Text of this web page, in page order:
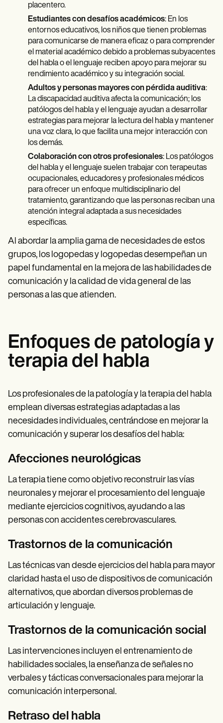
placentero.
Estudiantes con desafíos académicos: En los
entornos educativos, los niños que tienen problemas
para comunicarse de manera eficaz o para comprender
el material académico debido a problemas subyacentes
del habla o el lenguaje reciben apoyo para mejorar su
rendimiento académico y su integración social.
Adultos y personas mayores con pérdida auditiva:
La discapacidad auditiva afecta la comunicación; los
patólogos del habla y el lenguaje ayudan a desarrollar
estrategias para mejorar la lectura del habla y mantener
una voz clara, lo que facilita una mejor interacción con
los demás.
Colaboración con otros profesionales: Los patólogos
del habla y el lenguaje suelen trabajar con terapeutas
ocupacionales, educadores y profesionales médicos
para ofrecer un enfoque multidisciplinario del
tratamiento, garantizando que las personas reciban una
atención integral adaptada a sus necesidades
específicas.
Al abordar la amplia gama de necesidades de estos
grupos, los logopedas y logopedas desempeñan un
papel fundamental en la mejora de las habilidades de
comunicación y la calidad de vida general de las
personas a las que atienden.
Enfoques de patología y
terapia del habla
Los profesionales de la patología y la terapia del habla
emplean diversas estrategias adaptadas a las
necesidades individuales, centrándose en mejorar la
comunicación y superar los desafíos del habla:
Afecciones neurológicas
La terapia tiene como objetivo reconstruir las vías
neuronales y mejorar el procesamiento del lenguaje
mediante ejercicios cognitivos, ayudando a las
personas con accidentes cerebrovasculares.
Trastornos de la comunicación
Las técnicas van desde ejercicios del habla para mayor
claridad hasta el uso de dispositivos de comunicación
alternativos, que abordan diversos problemas de
articulación y lenguaje.
Trastornos de la comunicación social
Las intervenciones incluyen el entrenamiento de
habilidades sociales, la enseñanza de señales no
verbales y tácticas conversacionales para mejorar la
comunicación interpersonal.
Retraso del habla